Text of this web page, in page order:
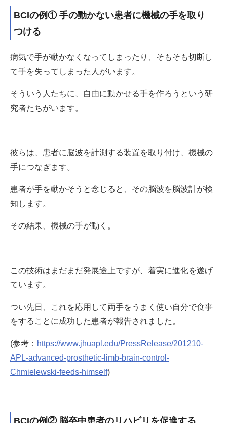
BCIの例① 手の動かない患者に機械の手を取り
つける
病気で手が動かなくなってしまったり、そもそも切断し
て手を失ってしまった人がいます。
そういう人たちに、自由に動かせる手を作ろうという研
究者たちがいます。
彼らは、患者に脳波を計測する装置を取り付け、機械の
手につなぎます。
患者が手を動かそうと念じると、その脳波を脳波計が検
知します。
その結果、機械の手が動く。
この技術はまだまだ発展途上ですが、着実に進化を遂げ
ています。
つい先日、これを応用して両手をうまく使い自分で食事
をすることに成功した患者が報告されました。
(参考： https://www.jhuapl.edu/PressRelease/201210-
APL-advanced-prosthetic-limb-brain-control-
Chmielewski-feeds-himself)